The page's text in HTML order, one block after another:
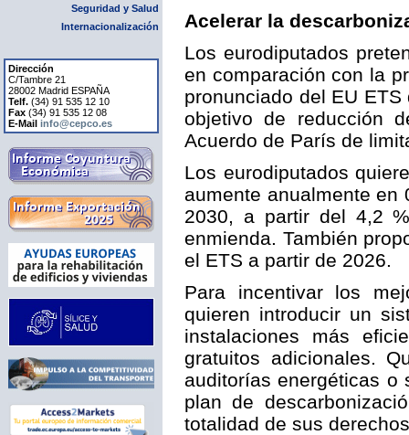
Seguridad y Salud
Internacionalización
Dirección
C/Tambre 21
28002 Madrid ESPAÑA
Telf. (34) 91 535 12 10
Fax (34) 91 535 12 08
E-Mail info@cepco.es
Acelerar la
Los eurodiputados
en comparación con la
pronunciado del EU
objetivo de reducción
Acuerdo de París de
Los eurodiputados
aumente anualmente en
2030, a partir del 4,2
enmienda. También
el ETS a partir de 2026.
Para incentivar los
quieren introducir un
instalaciones más
gratuitos adicionales.
auditorías energéticas o
plan de
totalidad de sus